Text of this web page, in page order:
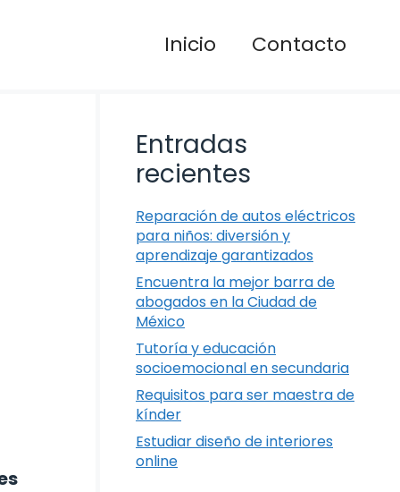
Inicio Contacto
Entradas
recientes
Reparación de autos eléctricos
para niños: diversión y
aprendizaje garantizados
Encuentra la mejor barra de
abogados en la Ciudad de
México
Tutoría y educación
socioemocional en secundaria
Requisitos para ser maestra de
kínder
Estudiar diseño de interiores
online